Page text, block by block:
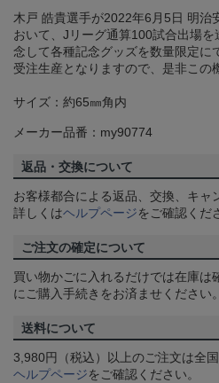
木戸 皓貴選手が2022年6月5日 明治
おいて、Jリーグ通算100試合出場
念して各種記念グッズを数量限定に
受注生産となりますので、是非この
サイズ：約65㎜角内
メーカー品番：my90774
返品・交換について
お客様都合による返品、交換、キャ
詳しくはヘルプページをご確認くだ
ご注文の確定について
買い物かごに入れるだけでは在庫は
にご購入手続きをお済ませください。
送料について
3,980円（税込）以上のご注文は全
ヘルプページをご確認ください。